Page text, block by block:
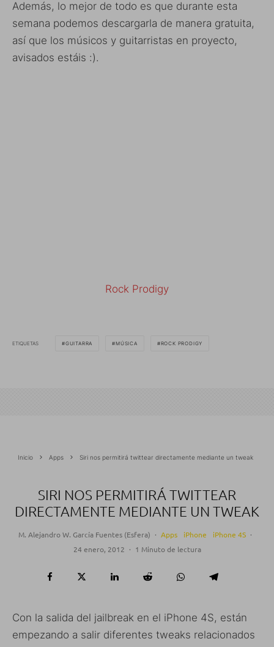
Además, lo mejor de todo es que durante esta
semana podemos descargarla de manera gratuita,
así que los músicos y guitarristas en proyecto,
avisados estáis :).
Rock Prodigy
ETIQUETAS GUITARRA MÚSICA ROCK PRODIGY
Inicio Apps Siri nos permitirá twittear directamente mediante un tweak
SIRI NOS PERMITIRÁ TWITTEAR
DIRECTAMENTE MEDIANTE UN TWEAK
M. Alejandro W. García Fuentes (Esfera) · Apps iPhone iPhone 4S ·
24 enero, 2012 · 1 Minuto de lectura
Con la salida del jailbreak en el iPhone 4S, están
empezando a salir diferentes tweaks relacionados